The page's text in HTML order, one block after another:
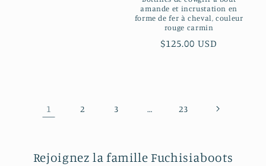
amande et incrustation en
forme de fer à cheval, couleur
rouge carmin
Prix
$125.00 USD
1 2 3 … 23
Rejoignez la famille Fuchisiaboots